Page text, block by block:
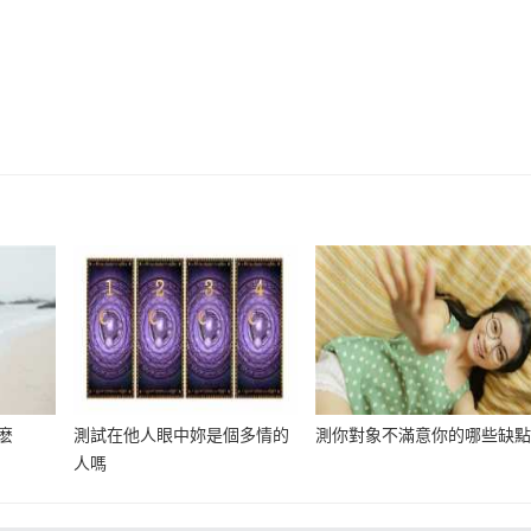
測試在他人眼中妳是個多情的
人嗎
測你對象不滿意你的哪些缺點